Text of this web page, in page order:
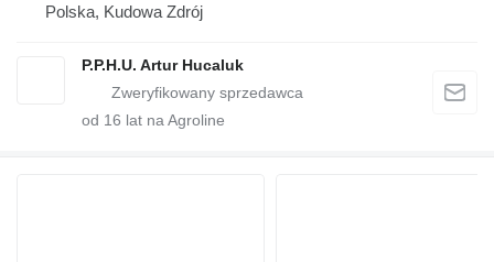
Polska, Kudowa Zdrój
P.P.H.U. Artur Hucaluk
od 16 lat na Agroline